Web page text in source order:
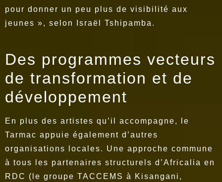
pour donner un peu plus de visibilité aux
jeunes », selon Israël Tshipamba.
Des programmes vecteurs
de transformation et de
développement
En plus des artistes qu’il accompagne, le
Tarmac appuie également d’autres
organisations locales. Une approche commune
à tous les partenaires structurels d’Africalia en
RDC (le groupe TACCEMS à Kisangani,